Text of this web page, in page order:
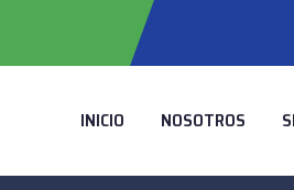
INICIO NOSOTROS